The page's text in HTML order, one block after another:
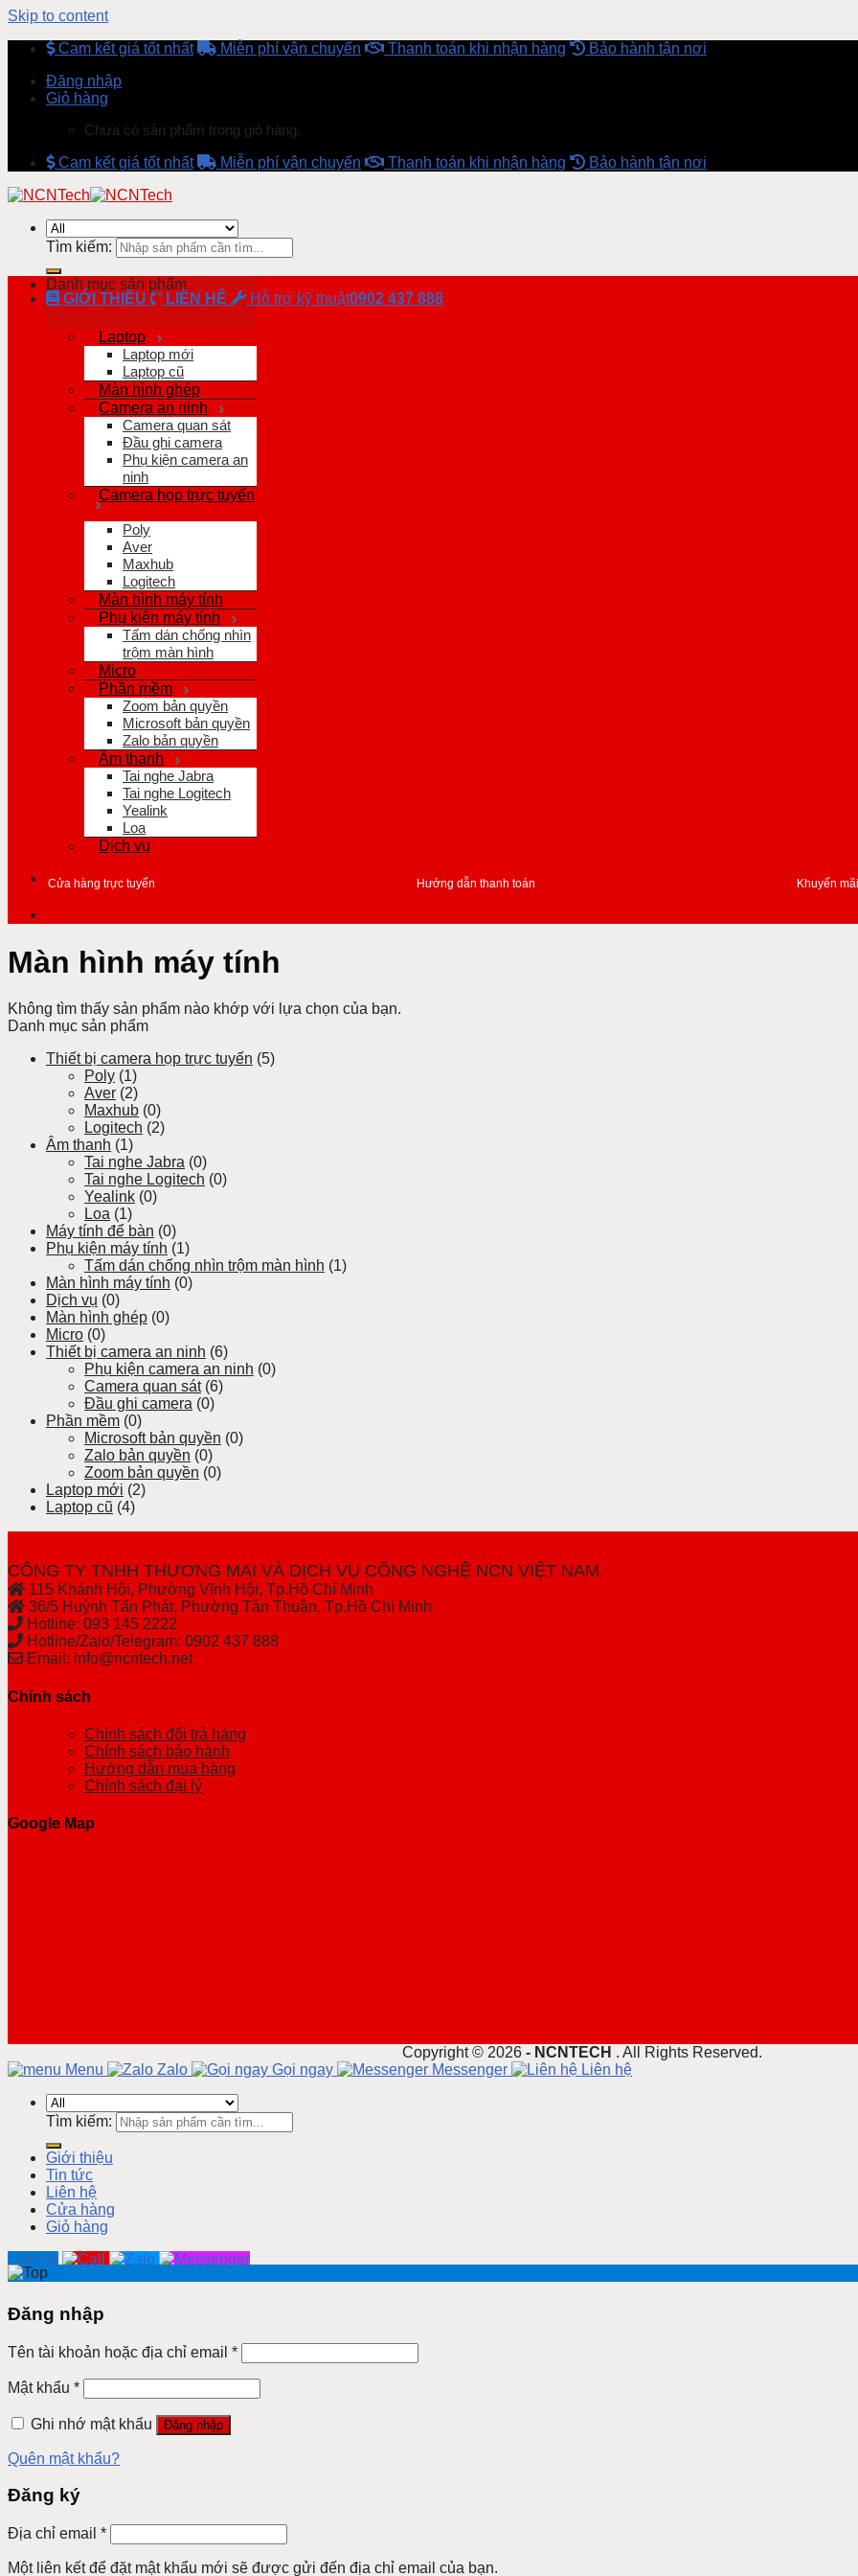
Skip to content
Cam kết giá tốt nhất
Miễn phí vận chuyển Thanh toán khi nhận hàng
Bảo hành tận nơi
Đăng nhập
Giỏ hàng
Chưa có sản phẩm trong giỏ hàng.
Cam kết giá tốt nhất
Miễn phí vận chuyển Thanh toán khi nhận hàng Bảo hành tận nơi
Tìm kiếm:
GIỚI THIỆU LIÊN HỆ Hỗ trợ kỹ thuật0902 437 888
Danh mục sản phẩm
Laptop
Laptop mới
Laptop cũ
Màn hình ghép
Camera an ninh
Camera quan sát
Đầu ghi camera
Phụ kiện camera an
ninh
Camera họp trực tuyến
Poly
Aver
Maxhub
Logitech
Màn hình máy tính
Phụ kiện máy tính
Tấm dán chống nhìn
trộm màn hình
Micro
Phần mềm
Zoom bản quyền
Microsoft bản quyền
Zalo bản quyền
Âm thanh
Tai nghe Jabra
Tai nghe Logitech
Yealink
Loa
Dịch vụ
Cửa hàng trực tuyến Hướng dẫn thanh toán Khuyến mãi
Màn hình máy tính
Không tìm thấy sản phẩm nào khớp với lựa chọn của bạn.
Danh mục sản phẩm
Thiết bị camera họp trực tuyến (5)
Poly (1)
Aver (2)
Maxhub (0)
Logitech (2)
Âm thanh (1)
Tai nghe Jabra (0)
Tai nghe Logitech (0)
Yealink (0)
Loa (1)
Máy tính để bàn (0)
Phụ kiện máy tính (1)
Tấm dán chống nhìn trộm màn hình (1)
Màn hình máy tính (0)
Dịch vụ (0)
Màn hình ghép (0)
Micro (0)
Thiết bị camera an ninh (6)
Phụ kiện camera an ninh (0)
Camera quan sát (6)
Đầu ghi camera (0)
Phần mềm (0)
Microsoft bản quyền (0)
Zalo bản quyền (0)
Zoom bản quyền (0)
Laptop mới (2)
Laptop cũ (4)
CÔNG TY TNHH THƯƠNG MẠI VÀ DỊCH VỤ CÔNG NGHỆ NCN VIỆT NAM
115 Khánh Hội, Phường Vĩnh Hội, Tp.Hồ Chí Minh
36/5 Huỳnh Tấn Phát, Phường Tân Thuận, Tp.Hồ Chí Minh
Hotline: 093 145 2222
Hotline/Zalo/Telegram: 0902 437 888
Email: info@ncntech.net
Chính sách
Chính sách đổi trả hàng
Chính sách bảo hành
Hướng dẫn mua hàng
Chính sách đại lý
Google Map
Copyright © 2026 - NCNTECH . All Rights Reserved.
Menu
Zalo Gọi ngay Messenger Liên hệ
Tìm kiếm:
Giới thiệu
Tin tức
Liên hệ
Cửa hàng
Giỏ hàng
Liên hệ
Đăng nhập
Tên tài khoản hoặc địa chỉ email *
Mật khẩu *
Ghi nhớ mật khẩu Đăng nhập
Quên mật khẩu?
Đăng ký
Địa chỉ email *
Một liên kết để đặt mật khẩu mới sẽ được gửi đến địa chỉ email của bạn.